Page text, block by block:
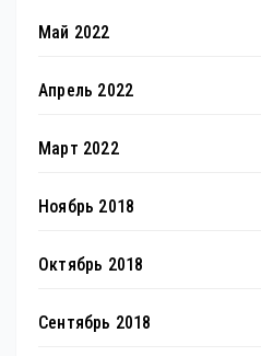
Май 2022
Апрель 2022
Март 2022
Ноябрь 2018
Октябрь 2018
Сентябрь 2018